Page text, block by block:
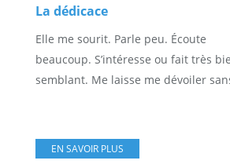
La dédicace
Elle me sourit. Parle peu. Écoute
beaucoup. S’intéresse ou fait très
semblant. Me laisse me dévoiler
EN SAVOIR PLUS